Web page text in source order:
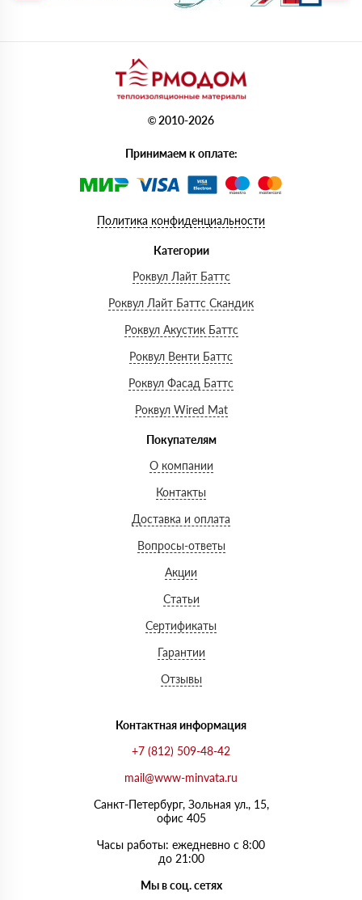
© 2010-2026
Принимаем к оплате:
Политика конфиденциальности
Категории
Роквул Лайт Баттс
Роквул Лайт Баттс Скандик
Роквул Акустик Баттс
Роквул Венти Баттс
Роквул Фасад Баттс
Роквул Wired Mat
Покупателям
О компании
Контакты
Доставка и оплата
Вопросы-ответы
Акции
Статьи
Сертификаты
Гарантии
Отзывы
Контактная информация
+7 (812) 509-48-42
mail@www-minvata.ru
Санкт-Петербург, Зольная ул., 15,
офис 405
Часы работы: ежедневно с 8:00
до 21:00
Мы в соц. сетях